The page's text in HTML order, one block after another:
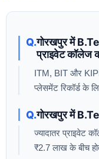
गोरखपुर में
प्राइवेट कॉलेज
ITM, BIT और
प्लेसमेंट रिकॉर्ड के
गोरखपुर में
ज्यादातर प्राइवेट
₹2.7 लाख के बीच